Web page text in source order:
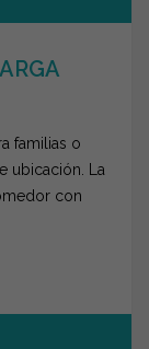
familias o
ubicación. La
con